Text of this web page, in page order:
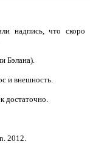
надпись, что скоро
Бэлана).
и внешность.
достаточно.
. 2012.